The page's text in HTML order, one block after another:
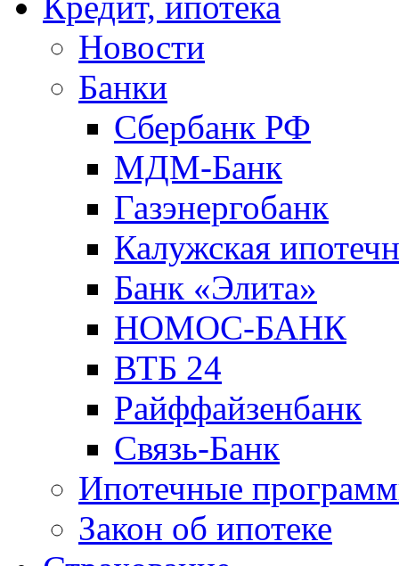
Новости
Банки
Сбербанк РФ
МДМ-Банк
Газэнергобанк
Калужская
Банк «Элита»
НОМОС-БАНК
ВТБ 24
Райффайзенбанк
Связь-Банк
Ипотечные
Закон об ипотеке